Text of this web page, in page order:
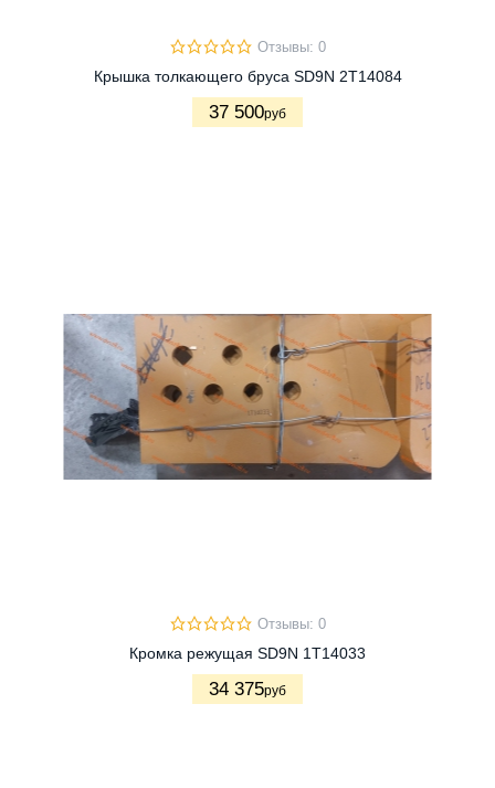
Отзывы: 0
Крышка толкающего бруса SD9N 2T14084
37 500руб
Отзывы: 0
Кромка режущая SD9N 1T14033
34 375руб